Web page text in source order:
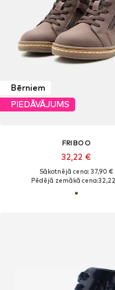
Bērniem
PIEDĀVĀJUMS
FRIBOO
32,22 €
Sākotnējā cena: 37,90 €
Pēdējā zemākā cena: